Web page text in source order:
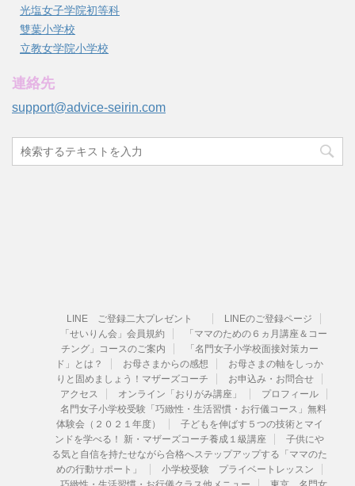
光塩女子学院初等科
雙葉小学校
立教女学院小学校
連絡先
support@advice-seirin.com
LINE ご登録二大プレゼント
LINEのご登録ページ
「せいりん会」会員規約
「ママのための６ヵ月講座＆コー
チング」コースのご案内
「名門女子小学校面接対策カー
ド」とは？
お母さまからの感想
お母さまの軸をしっか
りと固めましょう！マザーズコーチ
お申込み・お問合せ
アクセス
オンライン「おりがみ講座」
プロフィール
名門女子小学校受験「巧緻性・生活習慣・お行儀コース」無料
体験会（２０２１年度）
子どもを伸ばす５つの技術とマイ
ンドを学べる！ 新・マザーズコーチ養成１級講座
子供にや
る気と自信を持たせながら合格へステップアップする「ママのた
めの行動サポート」
小学校受験 プライベートレッスン